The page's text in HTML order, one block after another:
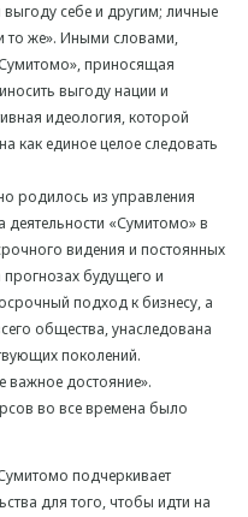
себе и другим; личные
то же». Иными словами,
приносящая
выгоду нации и
идеология, которой
как единое целое следовать
родилось из управления
«Сумитомо» в
видения и постоянных
будущего и
подход к бизнесу, а
общества, унаследована
поколений.
важное достояние».
во все времена было
подчеркивает
для того, чтобы идти на